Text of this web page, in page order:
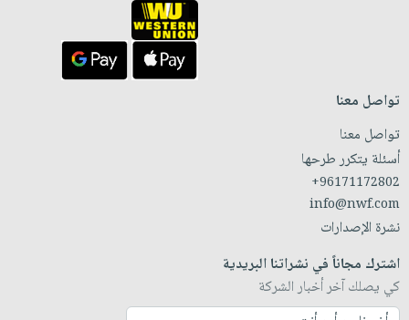
تواصل معنا
تواصل معنا
أسئلة يتكرر طرحها
+96171172802
info@nwf.com
نشرة الإصدارات
اشترك مجاناً في نشراتنا البريدية
كي يصلك آخر أخبار الشركة